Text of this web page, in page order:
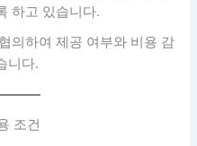
하고 있습니다.
의하여 제공 여부와 비용 감
니다.
조건